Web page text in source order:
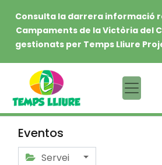
Consulta la darrera informació
Campaments de la Victòria del
gestionats per Temps Lliure
Eventos
Servei